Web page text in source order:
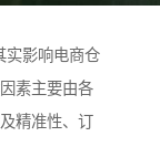
实影响电商仓
素主要由各
精准性、订